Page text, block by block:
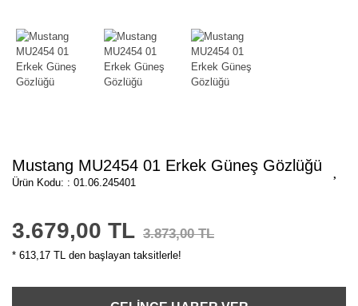
Mustang MU2454 01 Erkek Güneş Gözlüğü
Ürün Kodu: : 01.06.245401
3.679,00 TL 3.873,00 TL
* 613,17 TL den başlayan taksitlerle!